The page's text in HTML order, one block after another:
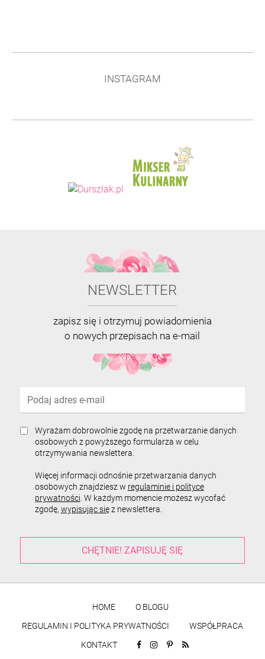
INSTAGRAM
NEWSLETTER
zapisz się i otrzymuj powiadomienia
o nowych przepisach na e-mail
Wyrażam dobrowolnie zgodę na przetwarzanie danych
osobowych z powyższego formularza w celu
otrzymywania newslettera.
Więcej informacji odnośnie przetwarzania danych
osobowych znajdziesz w regulaminie i polityce
prywatności . W każdym momencie możesz wycofać
zgodę, wypisując sięz newslettera.
HOME
O BLOGU
REGULAMIN I POLITYKA PRYWATNOŚCI
WSPÓŁPRACA
KONTAKT